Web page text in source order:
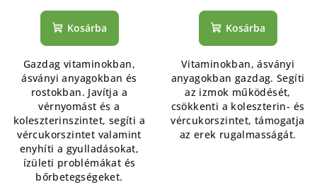
Kosárba
Gazdag vitaminokban,
ásványi anyagokban és
rostokban. Javítja a
vérnyomást és a
koleszterinszintet, segíti a
vércukorszintet valamint
enyhíti a gyulladásokat,
ízületi problémákat és
bőrbetegségeket.
Kosárba
Vitaminokban, ásványi
anyagokban gazdag. Segíti
az izmok működését,
csökkenti a koleszterin- és
vércukorszintet, támogatja
az erek rugalmasságát.